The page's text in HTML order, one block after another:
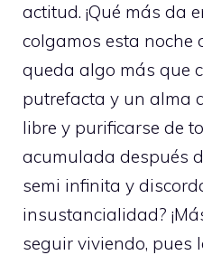
actitud. ¡Qué más da
colgamos esta noche
queda algo más que
putrefacta y un alma
libre y purificarse de
acumulada después
semi infinita y
insustancialidad?
seguir viviendo, pues